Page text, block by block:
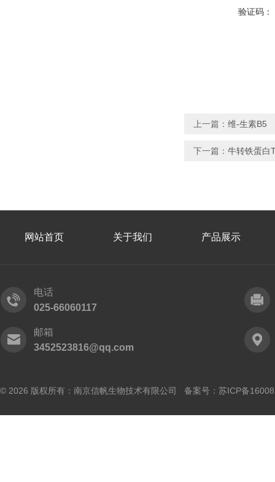
验证码：
上一篇： 维-生素B5
下一篇： 牛转铁蛋白
网站首页 关于我们 产品展示
电话
025-66060117
邮箱
3452523816@qq.com
© 2026 版权所有：南京信帆生物技术有限公司 备案号： 苏ICP备